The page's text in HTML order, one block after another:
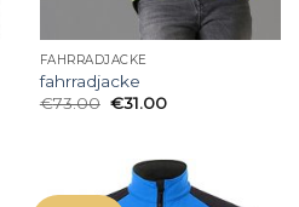
FAHRRADJACKE
fahrradjacke
€73.00 €31.00